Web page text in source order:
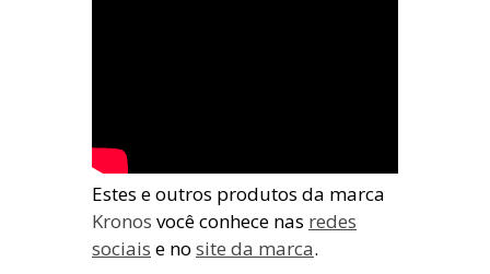
Estes e outros produtos da marca
Kronos você conhece nas redes
sociais e no site da marca.